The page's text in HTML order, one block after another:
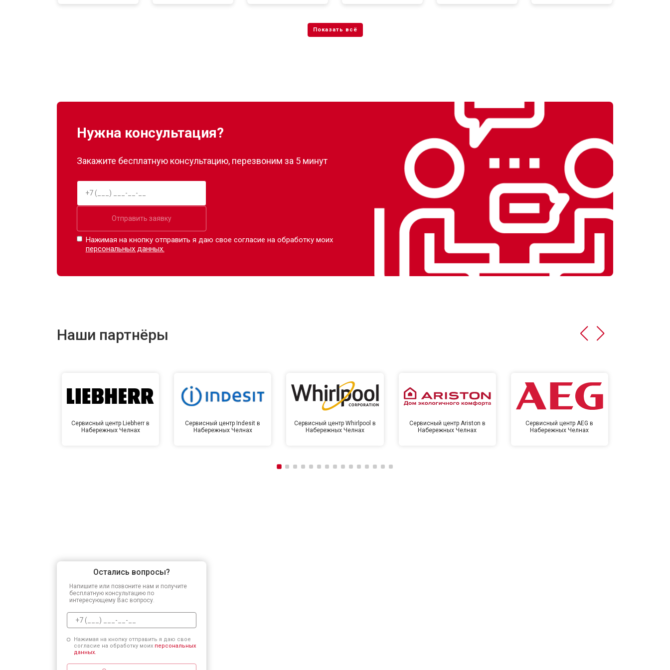
от 50 мин
Нужна консультация?
Закажите бесплатную консультацию, перезвоним за 5 минут
Отправить заявку
Нажимая на кнопку отправить я даю свое согласие на обработку моих
персональных данных.
Наши партнёры
Сервисный центр Liebherr в
Набережных Челнах
Сервисный центр Indesit в
Набережных Челнах
Сервисный центр Whirlpool в
Набережных Челнах
Сервисный центр Ariston в
Набережных Челнах
Сервисный центр AEG в
Набережных Челнах
Остались вопросы?
Напишите или позвоните нам и получите
бесплатную консультацию по
интересующему Вас вопросу.
Нажимая на кнопку отправить я даю свое
согласие на обработку моих персональных
данных.